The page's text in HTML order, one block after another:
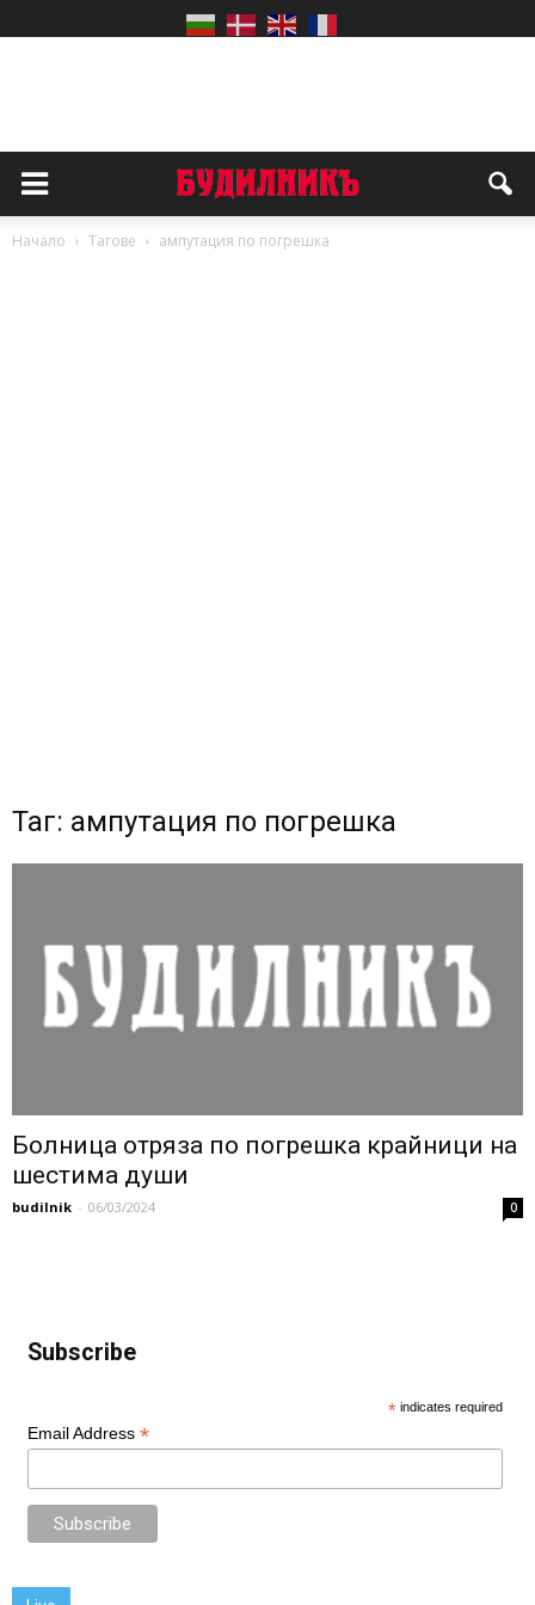
Начало Тагове ампутация по погрешка
Таг: ампутация по погрешка
Болница отряза по погрешка крайници на
шестима души
budilnik - 06/03/2024 0
Subscribe
* indicates required
Email Address *